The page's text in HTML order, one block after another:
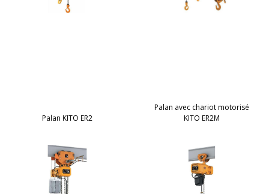
Palan KITO ER2
Palan avec chariot motorisé
KITO ER2M